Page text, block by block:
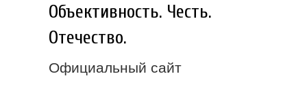
Объективность. Честь.
Отечество.
Официальный сайт